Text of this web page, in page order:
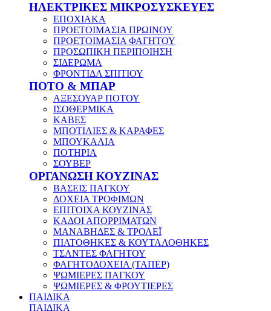
ΗΛΕΚΤΡΙΚΕΣ ΜΙΚΡΟΣΥΣΚΕΥΕΣ
ΕΠΟΧΙΑΚΑ
ΠΡΟΕΤΟΙΜΑΣΙΑ ΠΡΩΙΝΟΥ
ΠΡΟΕΤΟΙΜΑΣΙΑ ΦΑΓΗΤΟΥ
ΠΡΟΣΩΠΙΚΗ ΠΕΡΙΠΟΙΗΣΗ
ΣΙΔΕΡΩΜΑ
ΦΡΟΝΤΙΔΑ ΣΠΙΤΙΟΥ
ΠΟΤΟ & ΜΠΑΡ
ΑΞΕΣΟΥΑΡ ΠΟΤΟΥ
ΙΣΟΘΕΡΜΙΚΑ
ΚΑΒΕΣ
ΜΠΟΤΙΛΙΕΣ & ΚΑΡΑΦΕΣ
ΜΠΟΥΚΑΛΙΑ
ΠΟΤΗΡΙΑ
ΣΟΥΒΕΡ
ΟΡΓΑΝΩΣΗ ΚΟΥΖΙΝΑΣ
ΒΑΣΕΙΣ ΠΑΓΚΟΥ
ΔΟΧΕΙΑ ΤΡΟΦΙΜΩΝ
ΕΠΙΤΟΙΧΑ ΚΟΥΖΙΝΑΣ
ΚΑΔΟΙ ΑΠΟΡΡΙΜΑΤΩΝ
ΜΑΝΑΒΗΔΕΣ & ΤΡΟΛΕΪ
ΠΙΑΤΟΘΗΚΕΣ & ΚΟΥΤΑΛΟΘΗΚΕΣ
ΤΣΑΝΤΕΣ ΦΑΓΗΤΟΥ
ΦΑΓΗΤΟΔΟΧΕΙΑ (ΤΑΠΕΡ)
ΨΩΜΙΕΡΕΣ ΠΑΓΚΟΥ
ΨΩΜΙΕΡΕΣ & ΦΡΟΥΤΙΕΡΕΣ
ΠΑΙΔΙΚΑ
ΠΑΙΔΙΚΑ